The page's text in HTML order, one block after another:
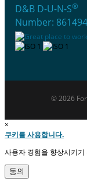
D&B D-U-N-S®
Number:
© 2026
×
쿠키를 사용합니다.
사용자 경험을 향상시키기
동의